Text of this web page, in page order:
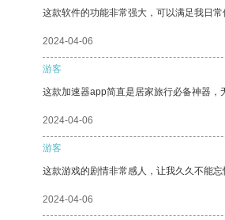
这款软件的功能非常强大，可以满足我日常
2024-04-06
游客
这款加速器app简直是居家旅行必备神器，
2024-04-06
游客
这款游戏的剧情非常感人，让我久久不能忘
2024-04-06